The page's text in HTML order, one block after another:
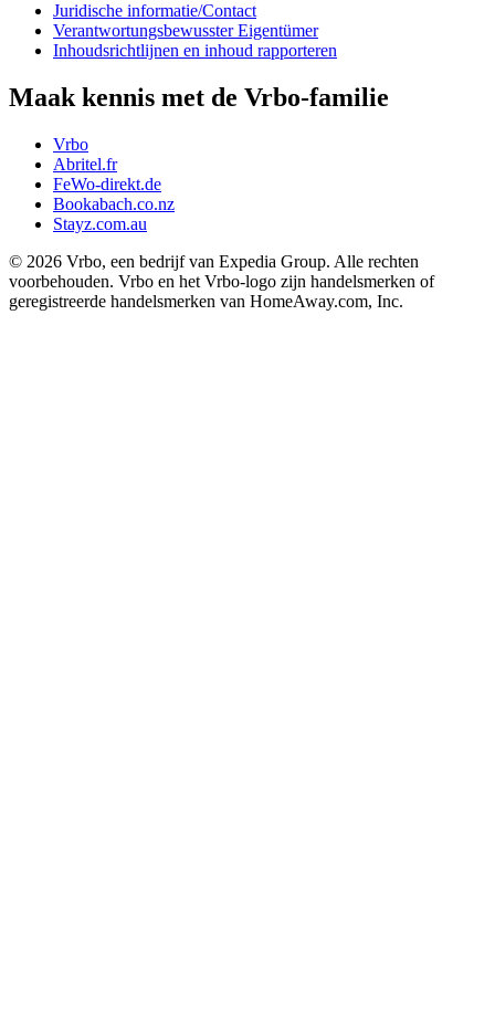
Juridische informatie/Contact
Verantwortungsbewusster Eigentümer
Inhoudsrichtlijnen en inhoud rapporteren
Maak kennis met de Vrbo-familie
Vrbo
Abritel.fr
FeWo-direkt.de
Bookabach.co.nz
Stayz.com.au
© 2026 Vrbo, een bedrijf van Expedia Group. Alle rechten
voorbehouden. Vrbo en het Vrbo-logo zijn handelsmerken of
geregistreerde handelsmerken van HomeAway.com, Inc.